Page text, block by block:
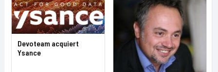
Devoteam acquiert
Ysance